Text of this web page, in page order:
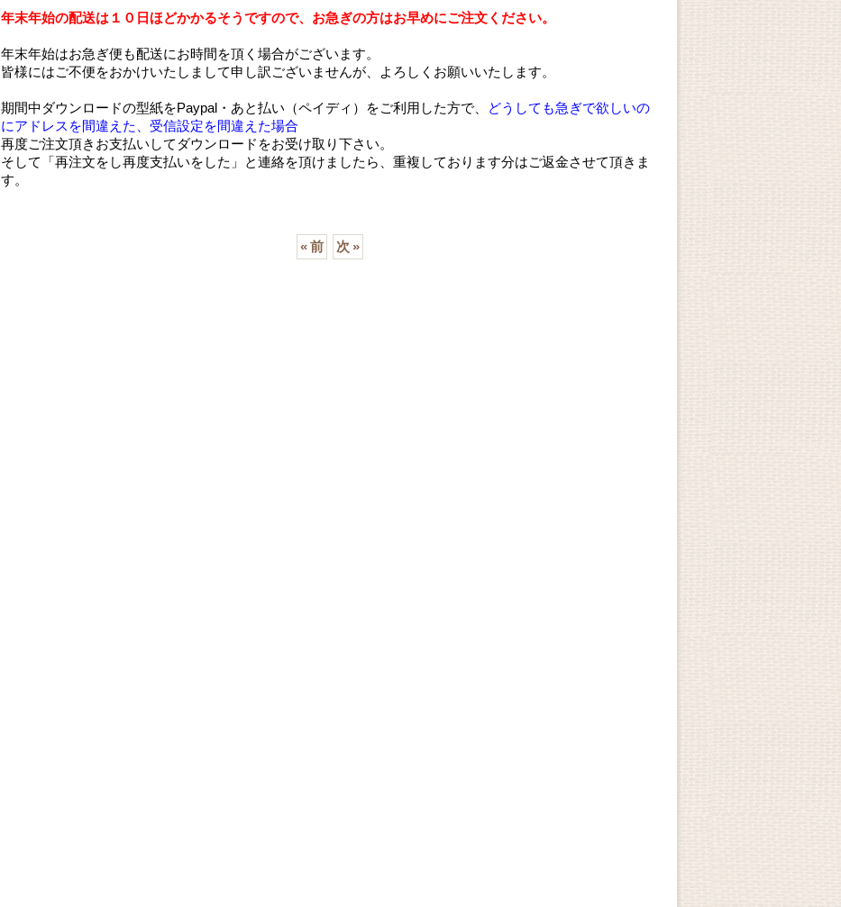
年末年始の配送は１０日ほどかかるそうですので、お急ぎの方はお早めにご注文ください。
年末年始はお急ぎ便も配送にお時間を頂く場合がございます。
皆様にはご不便をおかけいたしまして申し訳ございませんが、よろしくお願いいたします。
期間中ダウンロードの型紙をPaypal ・あと払い（ペイディ） をご利用した方で、
どうしても急ぎで欲しいの
にアドレスを間違えた、受信設定を間違えた場合
再度ご注文頂きお支払いしてダウンロードをお受け取り下さい。
そして「再注文をし再度支払いをした」と連絡を頂けましたら、重複しております分はご返金させて頂きま
す。
«前 次 »